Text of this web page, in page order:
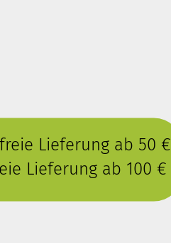
Lieferung ab 50 €
Lieferung ab 100 €